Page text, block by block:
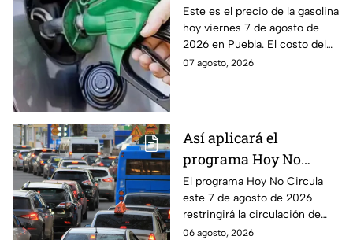
Puebla hoy viernes 7 de
agosto de 2026
Este es el precio de la gasolina
hoy viernes 7 de agosto de
2026 en Puebla. El costo del
combustible cambia todos los
07 agosto, 2026
Así aplicará el
programa Hoy No
Circula este 7 de agosto
de 2026 en CDMX y
Edomex
El programa Hoy No Circula
este 7 de agosto de 2026
restringirá la circulación de
vehículos en la Ciudad de
06 agosto, 2026